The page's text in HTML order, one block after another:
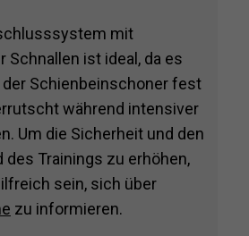
mit
Schnallen ist ideal, da es
Schienbeinschoner fest
während intensiver
Um die Sicherheit und den
Trainings zu erhöhen,
sein, sich über
zu informieren.